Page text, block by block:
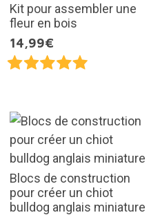
Kit pour assembler une
fleur en bois
14,99€
Blocs de construction
pour créer un chiot
bulldog anglais miniature